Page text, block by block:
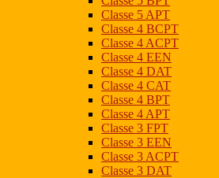
Classe 5 APT
Classe 4 BCPT
Classe 4 ACPT
Classe 4 EEN
Classe 4 DAT
Classe 4 CAT
Classe 4 BPT
Classe 4 APT
Classe 3 FPT
Classe 3 EEN
Classe 3 ACPT
Classe 3 DAT